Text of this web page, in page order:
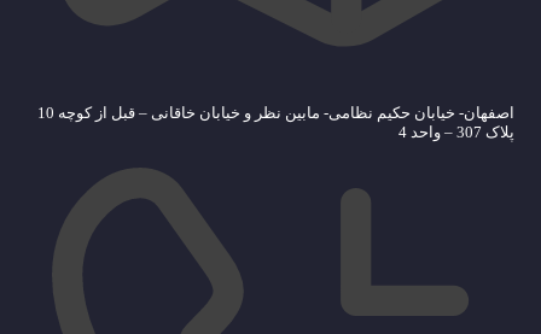
اصفهان- خیابان حکیم نظامی- مابین نظر و خیابان خاقانی – قبل از کوچه 10
پلاک 307 – واحد 4